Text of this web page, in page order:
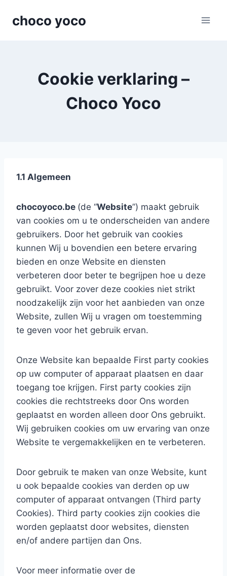
choco yoco
Cookie verklaring –
Choco Yoco
1.1 Algemeen
chocoyoco.be (de “Website”) maakt gebruik
van cookies om u te onderscheiden van andere
gebruikers. Door het gebruik van cookies
kunnen Wij u bovendien een betere ervaring
bieden en onze Website en diensten
verbeteren door beter te begrijpen hoe u deze
gebruikt. Voor zover deze cookies niet strikt
noodzakelijk zijn voor het aanbieden van onze
Website, zullen Wij u vragen om toestemming
te geven voor het gebruik ervan.
Onze Website kan bepaalde First party cookies
op uw computer of apparaat plaatsen en daar
toegang toe krijgen. First party cookies zijn
cookies die rechtstreeks door Ons worden
geplaatst en worden alleen door Ons gebruikt.
Wij gebruiken cookies om uw ervaring van onze
Website te vergemakkelijken en te verbeteren.
Door gebruik te maken van onze Website, kunt
u ook bepaalde cookies van derden op uw
computer of apparaat ontvangen (Third party
Cookies). Third party cookies zijn cookies die
worden geplaatst door websites, diensten
en/of andere partijen dan Ons.
Voor meer informatie over de